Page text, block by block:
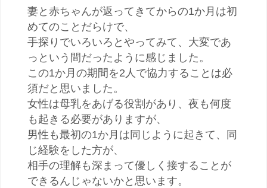
妻と赤ちゃんが返ってきてからの1か月は初
めてのことだらけで、
手探りでいろいろとやってみて、大変であ
っという間だったように感じました。
この1か月の期間を2人で協力することは必
須だと思いました。
女性は母乳をあげる役割があり、夜も何度
も起きる必要がありますが、
男性も最初の1か月は同じように起きて、同
じ経験をした方が、
相手の理解も深まって優しく接することが
できるんじゃないかと思います。